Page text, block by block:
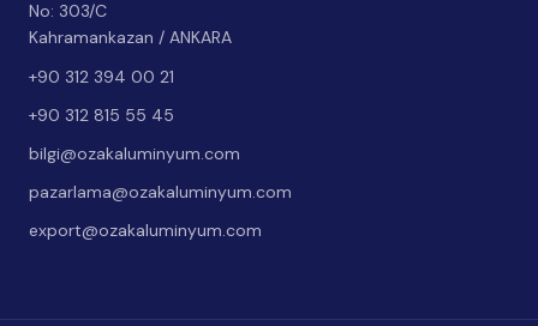
No: 303/C
Kahramankazan / ANKARA
+90 312 394 00 21
+90 312 815 55 45
bilgi@ozakaluminyum.com
pazarlama@ozakaluminyum.com
export@ozakaluminyum.com